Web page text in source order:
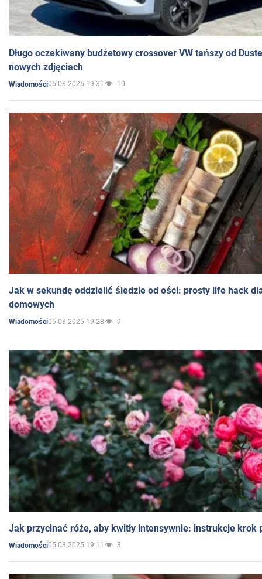
Długo oczekiwany budżetowy crossover VW tańszy od
nowych zdjęciach
Wiadomości05.03.2025 19:31 10
Jak w sekundę oddzielić śledzie od ości: prosty life hack
domowych
Wiadomości05.03.2025 19:28 9
Jak przycinać róże, aby kwitły intensywnie: instrukcje krok
Wiadomości05.03.2025 19:11 3